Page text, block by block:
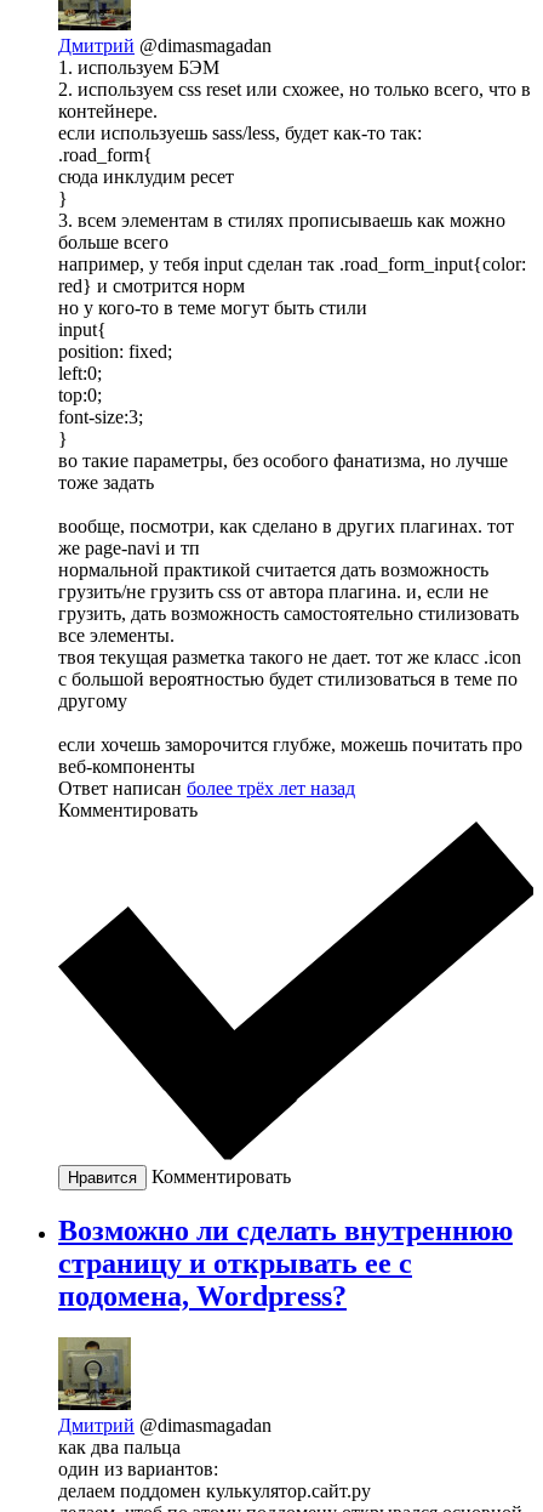
Дмитрий @dimasmagadan
1. используем БЭМ
2. используем css reset или схожее, но только всего, что в
контейнере.
если используешь sass/less, будет как-то так:
.road_form{
сюда инклудим ресет
}
3. всем элементам в стилях прописываешь как можно
больше всего
например, у тебя input сделан так .road_form_input{color:
red} и смотрится норм
но у кого-то в теме могут быть стили
input{
position: fixed;
left:0;
top:0;
font-size:3;
}
во такие параметры, без особого фанатизма, но лучше
тоже задать
вообще, посмотри, как сделано в других плагинах. тот
же page-navi и тп
нормальной практикой считается дать возможность
грузить/не грузить css от автора плагина. и, если не
грузить, дать возможность самостоятельно стилизовать
все элементы.
твоя текущая разметка такого не дает. тот же класс .icon
с большой вероятностью будет стилизоваться в теме по
другому
если хочешь заморочится глубже, можешь почитать про
веб-компоненты
Ответ написан более трёх лет назад
Комментировать
Нравится Комментировать
Возможно ли сделать внутреннюю
страницу и открывать ее с
подомена, Wordpress?
Дмитрий @dimasmagadan
как два пальца
один из вариантов:
делаем поддомен кулькулятор.сайт.ру